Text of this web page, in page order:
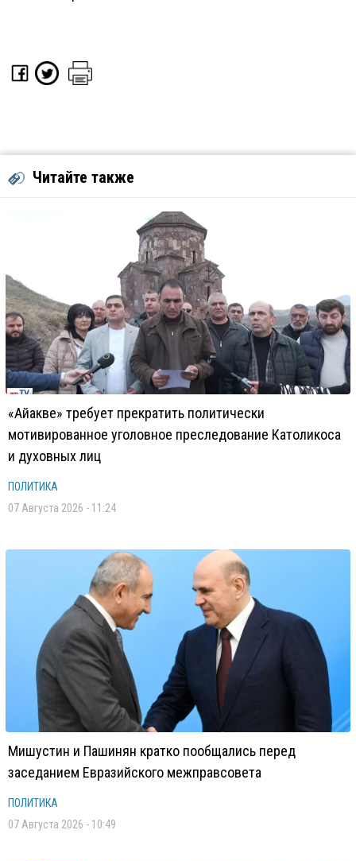
Читайте также
«Айакве» требует прекратить политически
мотивированное уголовное преследование Католикоса
и духовных лиц
ПОЛИТИКА
07 Августа 2026 - 11:24
Мишустин и Пашинян кратко пообщались перед
заседанием Евразийского межправсовета
ПОЛИТИКА
07 Августа 2026 - 10:49